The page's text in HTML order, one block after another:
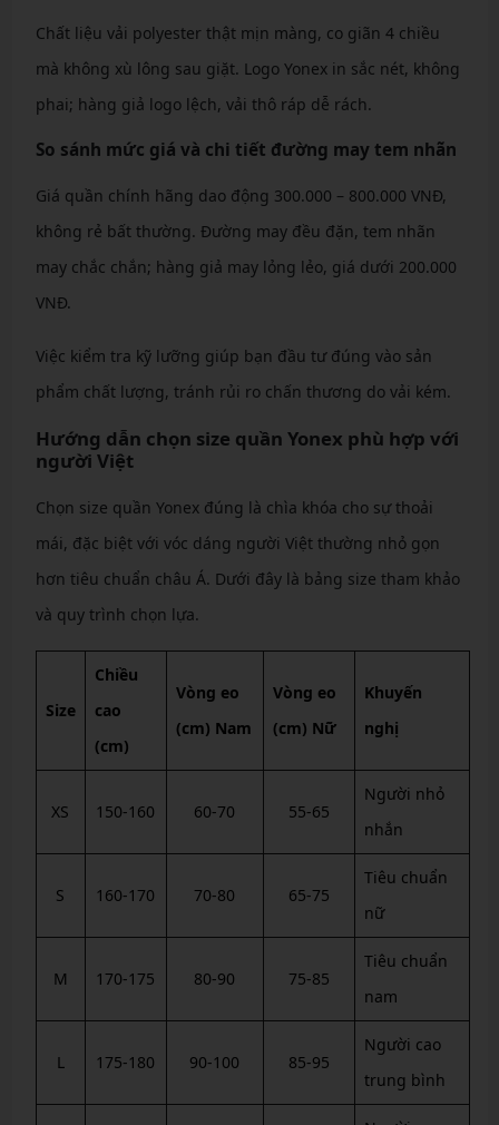
Chất liệu vải polyester thật mịn màng, co giãn 4 chiều
mà không xù lông sau giặt. Logo Yonex in sắc nét, không
phai; hàng giả logo lệch, vải thô ráp dễ rách.
So sánh mức giá và chi tiết đường may tem nhãn
Giá quần chính hãng dao động 300.000 – 800.000 VNĐ,
không rẻ bất thường. Đường may đều đặn, tem nhãn
may chắc chắn; hàng giả may lỏng lẻo, giá dưới 200.000
VNĐ.
Việc kiểm tra kỹ lưỡng giúp bạn đầu tư đúng vào sản
phẩm chất lượng, tránh rủi ro chấn thương do vải kém.
Hướng dẫn chọn size quần Yonex phù hợp với
người Việt
Chọn size quần Yonex đúng là chìa khóa cho sự thoải
mái, đặc biệt với vóc dáng người Việt thường nhỏ gọn
hơn tiêu chuẩn châu Á. Dưới đây là bảng size tham khảo
và quy trình chọn lựa.
Size
Chiều
cao
(cm)
Vòng eo
(cm) Nam
Vòng eo
(cm) Nữ
Khuyến
nghị
XS 150-160 60-70 55-65
Người nhỏ
nhắn
S 160-170 70-80 65-75
Tiêu chuẩn
nữ
M 170-175 80-90 75-85
Tiêu chuẩn
nam
L 175-180 90-100 85-95
Người cao
trung bình